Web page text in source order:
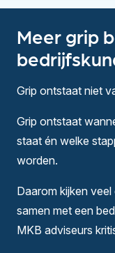
Meer grip
Grip ontstaat niet
Grip ontstaat
staat én welke
worden.
Daarom kijken
samen met een
MKB adviseurs